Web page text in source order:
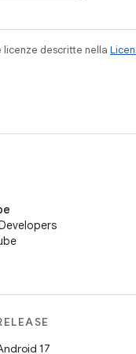
licenze descritte nella
17